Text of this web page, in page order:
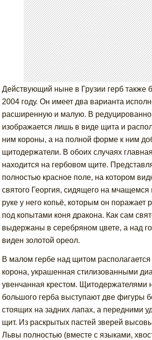
Действующий ныне в Грузии герб также
2004 году. Он имеет два варианта
расширенную и малую. В
изображается лишь в виде щита и
ним короны, а на полной форме к ним
щитодержатели. В обоих случаях
находится на гербовом щите.
полностью красное поле, на котором
святого Георгия, сидящего на мчащемся
руке у него копьё, которым он поражает
под копытами коня дракона. Как сам
выдержаны в серебряном цвете, а над
виден золотой ореол.
В малом гербе над щитом располагается
корона, украшенная стилизованными
увенчанная крестом. Щитодержателями
большого герба выступают две фигуры
стоящих на задних лапах, а передними
щит. Из раскрытых пастей зверей
Львы полностью (вместе с языками,